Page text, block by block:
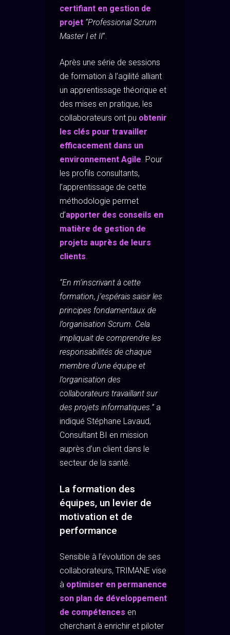
certifiant en gestion de
projet “Professional Scrum
Master I et II”.
Après une série de sessions
de formation à l’agilité alliant
un apprentissage théorique et
des mises en pratique, les
collaborateurs ont pu obtenir
les clés pour travailler
efficacement dans un
environnement Agile. Pour
les profils consultants,
l’apprentissage de cette
méthodologie permet
d’apporter des conseils en
matière de gestion de
projets auprès de leurs
clients.
“En m’inscrivant à cette
formation, j’espérais saisir les
principes fondamentaux de
l’organisation Scrum. Cela
impliquait de comprendre les
responsabilités de chaque
membre d’une équipe et
l’organisation des
collaborateurs travaillant sur
des projets informatiques.”a
indiqué Stéphane Lavaud,
Consultant BI en mission
auprès d’un client dans le
secteur de la santé.
La formation des
équipes, un levier de
motivation et de
performance
Sensible à l’évolution de ses
collaborateurs, TRIMANE vise
à optimiser en permanence
son plan de développement
de compétences en
cherchant à enrichir et piloter